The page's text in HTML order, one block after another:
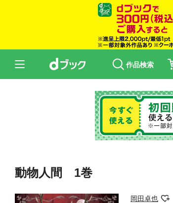
作品検索
動物人間 1巻
岡田卓也